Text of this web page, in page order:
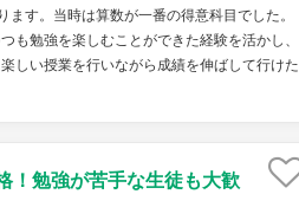
す。当時は算数が一番の得意科目でした。
も勉強を楽しむことができた経験を活かし、
しい授業を行いながら成績を伸ばして行けた
！勉強が苦手な生徒も大歓